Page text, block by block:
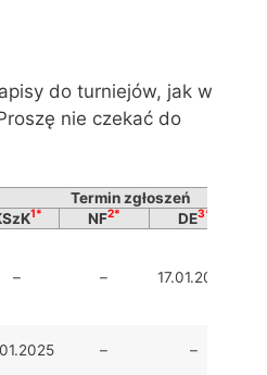
do turniejów, jak w
nie czekać do
Termin zgłoszeń
1* NF2* DE3*
– – 17.01.2025
– –